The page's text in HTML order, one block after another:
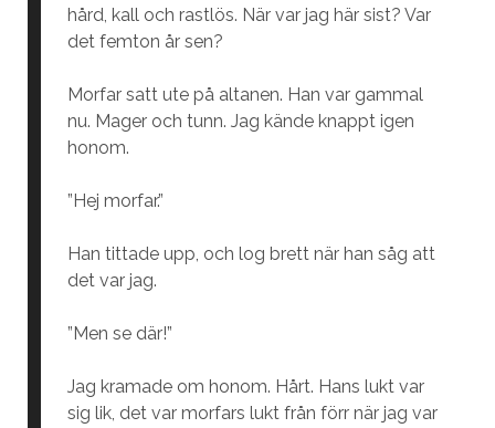
hård, kall och rastlös. När var jag här sist? Var
det femton år sen?
Morfar satt ute på altanen. Han var gammal
nu. Mager och tunn. Jag kände knappt igen
honom.
”Hej morfar.”
Han tittade upp, och log brett när han såg att
det var jag.
”Men se där!”
Jag kramade om honom. Hårt. Hans lukt var
sig lik, det var morfars lukt från förr när jag var